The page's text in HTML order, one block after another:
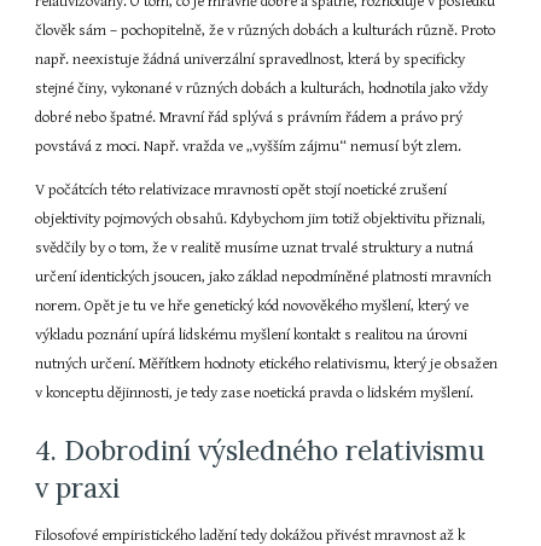
člověk sám – pochopitelně, že v různých dobách a kulturách různě. Proto
např. neexistuje žádná univerzální spravedlnost, která by specificky
stejné činy, vykonané v různých dobách a kulturách, hodnotila jako vždy
dobré nebo špatné. Mravní řád splývá s právním řádem a právo prý
povstává z moci. Např. vražda ve „vyšším zájmu“ nemusí být zlem.
V počátcích této relativizace mravnosti opět stojí noetické zrušení
objektivity pojmových obsahů. Kdybychom jim totiž objektivitu přiznali,
svědčily by o tom, že v realitě musíme uznat trvalé struktury a nutná
určení identických jsoucen, jako základ nepodmíněné platnosti mravních
norem. Opět je tu ve hře genetický kód novověkého myšlení, který ve
výkladu poznání upírá lidskému myšlení kontakt s realitou na úrovni
nutných určení. Měřítkem hodnoty etického relativismu, který je obsažen
v konceptu dějinnosti, je tedy zase noetická pravda o lidském myšlení.
4. Dobrodiní výsledného relativismu
v praxi
Filosofové empiristického ladění tedy dokážou přivést mravnost až k